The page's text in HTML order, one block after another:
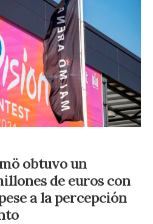
obtuvo un
de euros con
a la percepción